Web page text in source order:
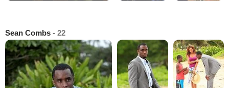
Sean Combs - 22